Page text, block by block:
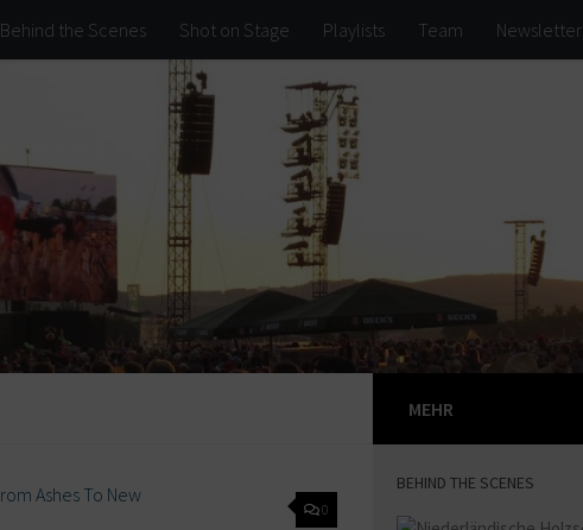
Behind the Scenes Shot on Stage Playlists Team Newsletter
0
MEHR
BEHIND THE SCENES